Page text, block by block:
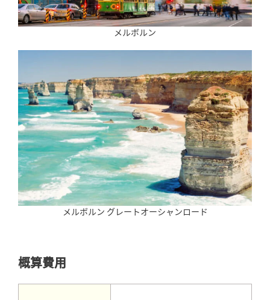
メルボルン
メルボルン グレートオーシャンロード
概算費用